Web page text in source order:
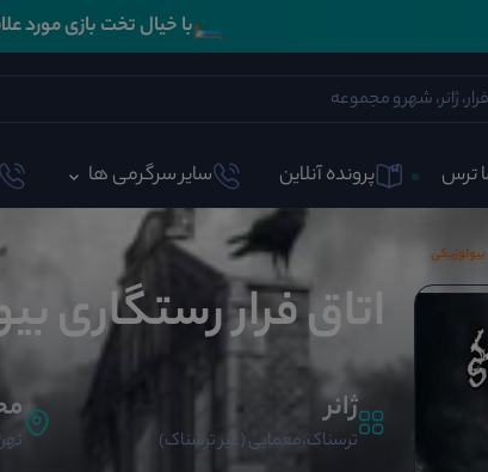
🛏️با خیال تخت بازی مورد
ترس پرونده آنلاین سایر سرگرمی ها
بیولوژیکی
اتاق فرار رستگاری
ژانر
ترسناک،معمایی (غیر ترسناک)